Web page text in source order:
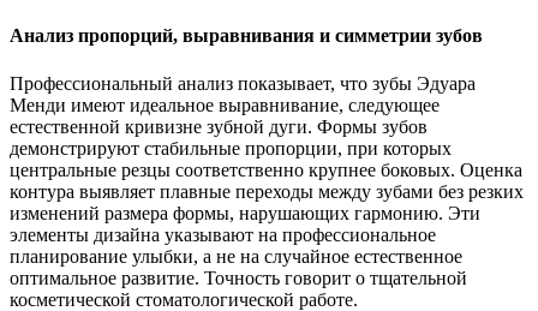
Анализ пропорций, выравнивания и симметрии зубов
Профессиональный анализ показывает, что зубы Эдуара
Менди имеют идеальное выравнивание, следующее
естественной кривизне зубной дуги. Формы зубов
демонстрируют стабильные пропорции, при которых
центральные резцы соответственно крупнее боковых. Оценка
контура выявляет плавные переходы между зубами без резких
изменений размера формы, нарушающих гармонию. Эти
элементы дизайна указывают на профессиональное
планирование улыбки, а не на случайное естественное
оптимальное развитие. Точность говорит о тщательной
косметической стоматологической работе.